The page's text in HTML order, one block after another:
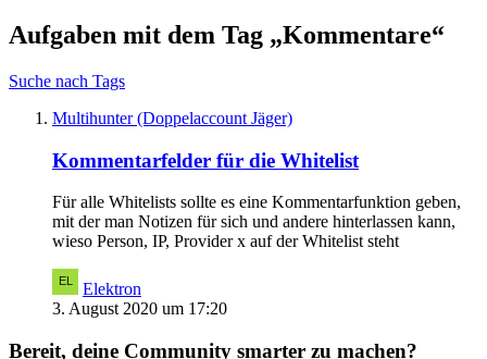
Aufgaben mit dem Tag „Kommentare“
Suche nach Tags
Multihunter (Doppelaccount Jäger)
Kommentarfelder für die Whitelist
Für alle Whitelists sollte es eine Kommentarfunktion geben,
mit der man Notizen für sich und andere hinterlassen kann,
wieso Person, IP, Provider x auf der Whitelist steht
Elektron
3. August 2020 um 17:20
Bereit, deine Community smarter zu machen?